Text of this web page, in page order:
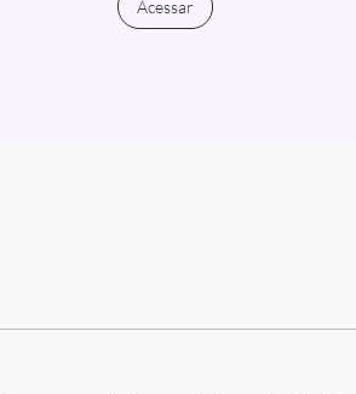
Acessar